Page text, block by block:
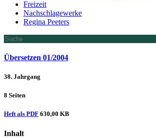
Freizeit
Nachschlagewerke
Regina Peeters
Übersetzen 01/2004
38. Jahrgang
8 Seiten
Heft als PDF 630,00 KB
Inhalt